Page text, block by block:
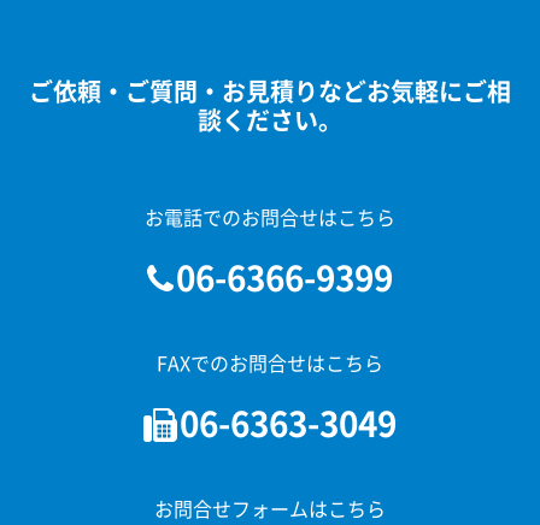
ご依頼・ご質問・お見積りなどお気軽にご相
談ください。
お電話でのお問合せはこちら
06-6366-9399
FAXでのお問合せはこちら
06-6363-3049
お問合せフォームはこちら